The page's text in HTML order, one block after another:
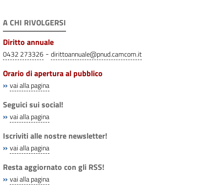
A CHI RIVOLGERSI
Diritto annuale
0432 273326 - dirittoannuale@pnud.camcom.it
Orario di apertura al pubblico
» vai alla pagina
Seguici sui social!
» vai alla pagina
Iscriviti alle nostre newsletter!
» vai alla pagina
Resta aggiornato con gli RSS!
» vai alla pagina